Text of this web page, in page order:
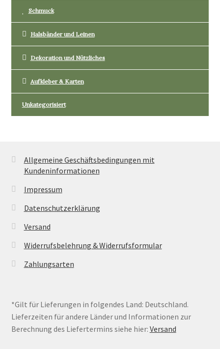
Schmuck
Halsbänder und Leinen
Dekoration und Nützliches
Aufkleber & Karten
Unkategorisiert
Allgemeine Geschäftsbedingungen mit
Kundeninformationen
Impressum
Datenschutzerklärung
Versand
Widerrufsbelehrung & Widerrufsformular
Zahlungsarten
*Gilt für Lieferungen in folgendes Land: Deutschland.
Lieferzeiten für andere Länder und Informationen zur
Berechnung des Liefertermins siehe hier: Versand